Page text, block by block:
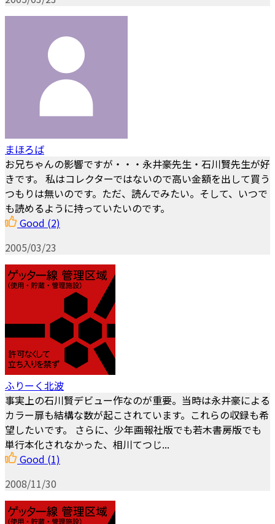
まほろば
お兄ちゃんの影響ですが・・・永井豪先生・石川賢先生が好
きです。 私はコレクターではないので高い金額を出して買う
つもりは無いのです。ただ、読んでみたい。そして、いつで
も読めるように持っていたいのです。
Good (2)
2005/03/23
ふりーく北波
事実上の石川賢デビュー作なのが重要。当時は永井豪による
カラー扉も結構な数が起こされています。これらの収録も希
望したいです。 さらに、少年画報社版でも若木書房版でも
単行本化されなかった、相川てつじ...
Good (1)
2008/11/30